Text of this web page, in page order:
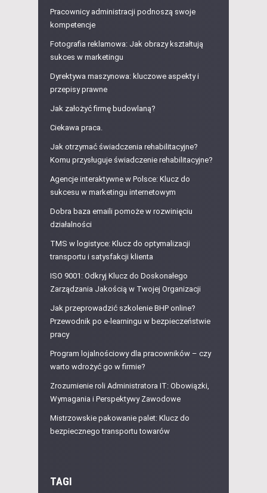
Pracownicy administracji podnoszą swoje
kompetencje
Fotografia reklamowa: Jak obrazy kształtują
sukces w marketingu
Dyrektywa maszynowa: kluczowe aspekty i
przepisy prawne
Jak założyć firmę budowlaną?
Ciekawa praca.
Jak otrzymać świadczenia rehabilitacyjne?
Komu przysługuje świadczenie rehabilitacyjne?
Agencje interaktywne w Polsce: Klucz do
sukcesu w marketingu internetowym
Dobra baza emaili pomoże w rozwinięciu
działalności
TMS w logistyce: Klucz do optymalizacji
transportu i satysfakcji klienta
ISO 9001: Odkryj Klucz do Doskonałego
Zarządzania Jakością w Twojej Organizacji
Jak przeprowadzić szkolenie BHP online?
Przewodnik po e-learningu w bezpieczeństwie
pracy
Program lojalnościowy dla pracowników – czy
warto wdrożyć go w firmie?
Zrozumienie roli Administratora IT: Obowiązki,
Wymagania i Perspektywy Zawodowe
Mistrzowskie pakowanie palet: Klucz do
bezpiecznego transportu towarów
TAGI